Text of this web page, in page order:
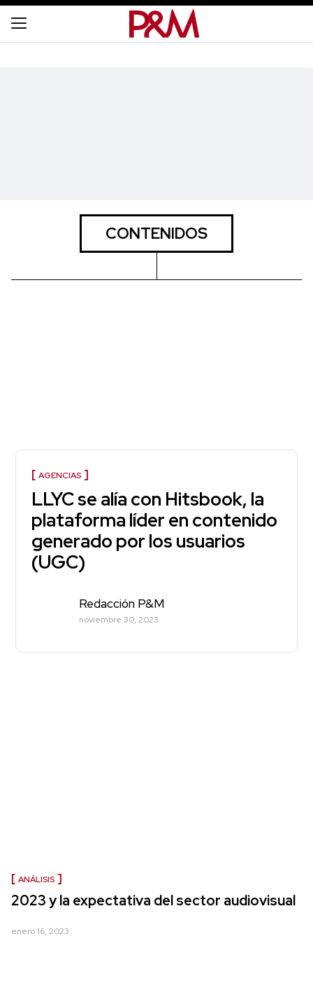
CONTENIDOS
AGENCIAS
LLYC se alía con Hitsbook, la
plataforma líder en contenido
generado por los usuarios
(UGC)
Redacción P&M
noviembre 30, 2023
ANÁLISIS
2023 y la expectativa del sector audiovisual
enero 16, 2023